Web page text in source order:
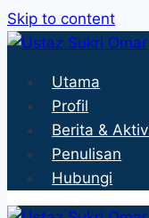
Skip to content
Utama
Profil
Berita &
Penulisan
Hubungi